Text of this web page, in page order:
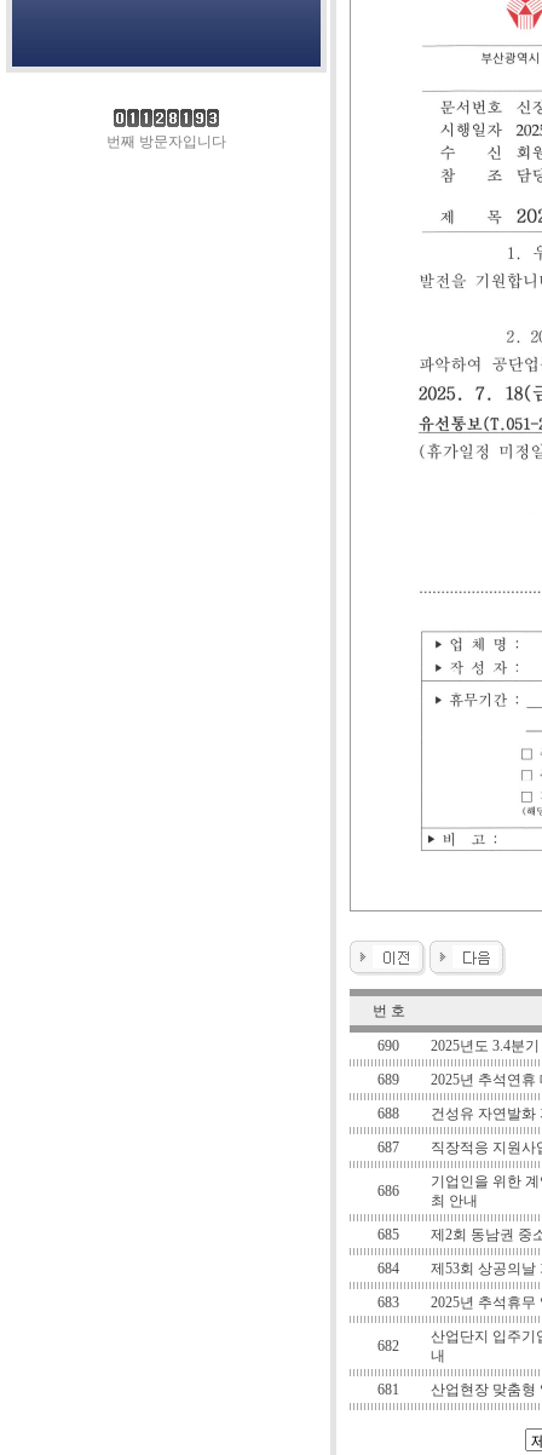
번째 방문자입니다
번 호
690
2025년도 3.4분
689
2025년 추석연
688
건성유 자연발화
687
직장적응 지원사
686
기업인을 위한
최 안내
685
제2회 동남권 중
684
제53회 상공의날
683
2025년 추석휴
682
산업단지 입주기
내
681
산업현장 맞춤형